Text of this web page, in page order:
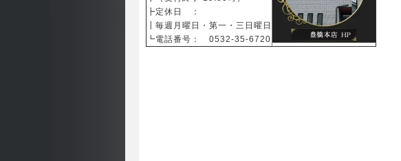
┣定休日 ：
┃毎週月曜日・第一・三日曜日
┗電話番号： 0532-35-6720